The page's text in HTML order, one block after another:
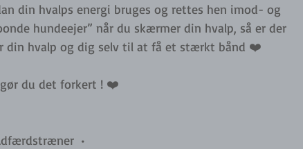
din hvalps energi bruges og rettes hen imod- og
hundeejer” når du skærmer din hvalp, så er der
din hvalp og dig selv til at få et stærkt bånd ❤️
gør du det forkert ! ❤️
•